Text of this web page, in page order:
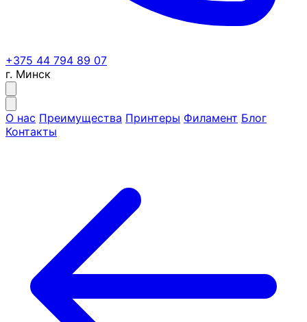
+375 44 794 89 07
г. Минск
О нас Преимущества Принтеры Филамент Блог
Контакты